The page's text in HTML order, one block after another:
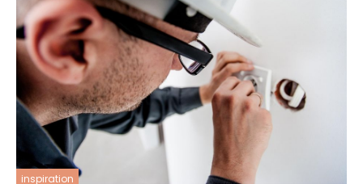
inspiration